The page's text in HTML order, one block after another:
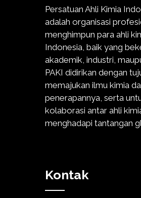
Persatuan Ahli Kimia
adalah organisasi
menghimpun para ahli
Indonesia, baik yang
akademik, industri,
PAKI didirikan dengan
memajukan ilmu kimia
penerapannya, serta
kolaborasi antar ahli
menghadapi tantangan
Kontak